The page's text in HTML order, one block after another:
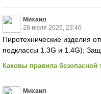
Михаил
28 июля 2026, 23:46
Пиротехнические изделия
подклассы 1.3G и 1.4G):
Каковы правила безопасной
Михаил